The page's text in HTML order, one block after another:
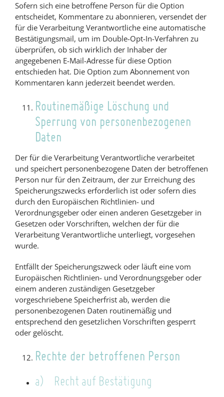
Sofern sich eine betroffene Person für die Option
entscheidet, Kommentare zu abonnieren, versendet der
für die Verarbeitung Verantwortliche eine automatische
Bestätigungsmail, um im Double-Opt-In-Verfahren zu
überprüfen, ob sich wirklich der Inhaber der
angegebenen E-Mail-Adresse für diese Option
entschieden hat. Die Option zum Abonnement von
Kommentaren kann jederzeit beendet werden.
Routinemäßige Löschung und
Sperrung von personenbezogenen
Daten
Der für die Verarbeitung Verantwortliche verarbeitet
und speichert personenbezogene Daten der betroffenen
Person nur für den Zeitraum, der zur Erreichung des
Speicherungszwecks erforderlich ist oder sofern dies
durch den Europäischen Richtlinien- und
Verordnungsgeber oder einen anderen Gesetzgeber in
Gesetzen oder Vorschriften, welchen der für die
Verarbeitung Verantwortliche unterliegt, vorgesehen
wurde.
Entfällt der Speicherungszweck oder läuft eine vom
Europäischen Richtlinien- und Verordnungsgeber oder
einem anderen zuständigen Gesetzgeber
vorgeschriebene Speicherfrist ab, werden die
personenbezogenen Daten routinemäßig und
entsprechend den gesetzlichen Vorschriften gesperrt
oder gelöscht.
Rechte der betroffenen Person
a) Recht auf Bestätigung